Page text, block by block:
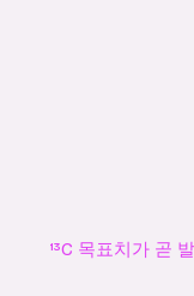
¹³C 목표치가 곧